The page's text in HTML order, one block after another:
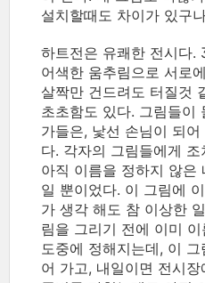
설치할때도 차이가 있구
하트전은 유쾌한 전시다.
어색한 움추림으로 서로
살짝만 건드려도 터질것
초초함도 있다. 그림들이
가들은, 낯선 손님이 되
다. 각자의 그림들에게
아직 이름을 정하지 않은
일 뿐이었다. 이 그림에
가 생각 해도 참 이상한
림을 그리기 전에 이미
도중에 정해지는데, 이
어 가고, 내일이면 전시